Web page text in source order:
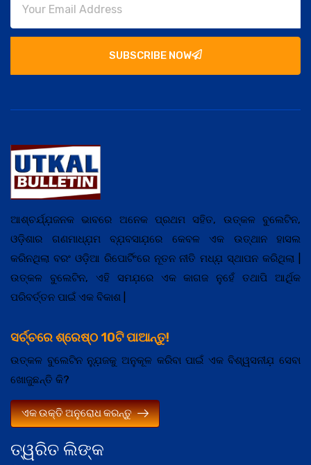
SUBSCRIBE NOW
ତ୍ୱରିତ ଲିଙ୍କ
ଆଶ୍ଚର୍ଯ୍ଯ଼ଜନକ ଭାବରେ ଅନେକ ପ୍ରଥମ ସହିତ, ଉତ୍କଳ ବୁଲେଟିନ,
ଓଡ଼ିଶାର ଗଣମାଧ୍ଯ଼ମ ବ୍ଯ଼ବସାଯ଼ରେ କେବଳ ଏକ ଉତ୍ଥାନ ହାସଲ
କରିନଥିଲା ବରଂ ଓଡ଼ିଆ ରିପୋର୍ଟିଂରେ ନୂତନ ନୀତି ମଧ୍ଯ଼ ସ୍ଥାପନ କରିଥିଲା |
ଉତ୍କଳ ବୁଲେଟିନ, ଏହି ସମଯ଼ରେ ଏକ କାଗଜ ନୁହେଁ ତଥାପି ଆର୍ଥିକ
ପରିବର୍ତ୍ତନ ପାଇଁ ଏକ ବିକାଶ |
ସର୍ଚ୍ଚରେ ଶ୍ରେଷ୍ଠ 10ଟି ପାଆନ୍ତୁ!
ଉତ୍କଳ ବୁଲେଟିନ ନ୍ଯ଼ୁଜକୁ ଅନୁକୂଳ କରିବା ପାଇଁ ଏକ ବିଶ୍ୱସନୀଯ଼ ସେବା
ଖୋଜୁଛନ୍ତି କି?
ଏକ ଉକ୍ତି ଅନୁରୋଧ କରନ୍ତୁ